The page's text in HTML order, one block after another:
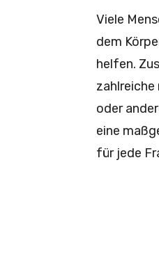
Viele
dem
helfen.
oder
eine
für jede